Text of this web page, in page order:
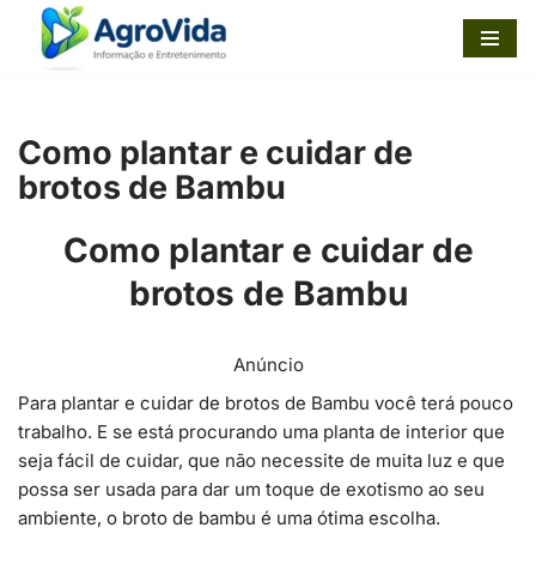
Pular
conteúdo
Como plantar e cuidar de
brotos de Bambu
Como plantar e cuidar de
brotos de Bambu
Anúncio
Para plantar e cuidar de brotos de Bambu você terá pouco
trabalho. E se está procurando uma planta de interior que
seja fácil de cuidar, que não necessite de muita luz e que
possa ser usada para dar um toque de exotismo ao seu
ambiente, o broto de bambu é uma ótima escolha.